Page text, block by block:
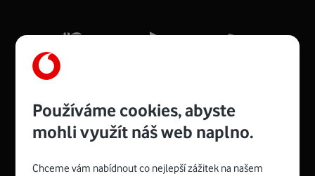
Více o COMPAL CH7465VF
Používáme cookies, abyste
mohli využít náš web naplno.
Chceme vám nabídnout co nejlepší zážitek na našem